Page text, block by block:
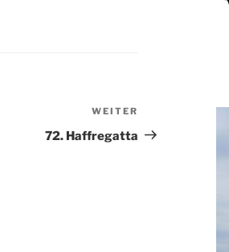
Beitrag
WEITER
72. Haffregatta